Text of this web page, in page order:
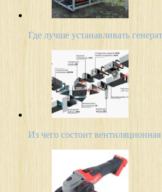
Где лучше устанавливать
Из чего состоит вентиляционная